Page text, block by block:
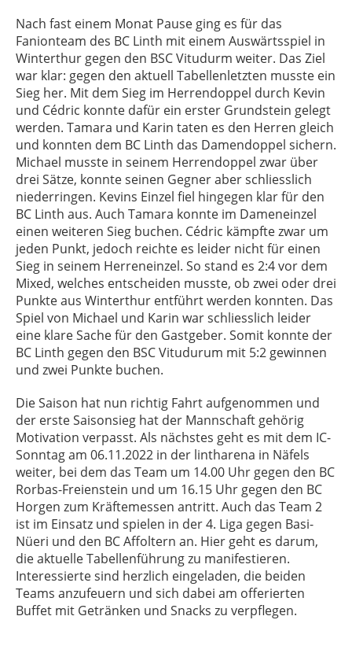
Nach fast einem Monat Pause ging es für das
Fanionteam des BC Linth mit einem Auswärtsspiel in
Winterthur gegen den BSC Vitudurm weiter. Das Ziel
war klar: gegen den aktuell Tabellenletzten musste ein
Sieg her. Mit dem Sieg im Herrendoppel durch Kevin
und Cédric konnte dafür ein erster Grundstein gelegt
werden. Tamara und Karin taten es den Herren gleich
und konnten dem BC Linth das Damendoppel sichern.
Michael musste in seinem Herrendoppel zwar über
drei Sätze, konnte seinen Gegner aber schliesslich
niederringen. Kevins Einzel fiel hingegen klar für den
BC Linth aus. Auch Tamara konnte im Dameneinzel
einen weiteren Sieg buchen. Cédric kämpfte zwar um
jeden Punkt, jedoch reichte es leider nicht für einen
Sieg in seinem Herreneinzel. So stand es 2:4 vor dem
Mixed, welches entscheiden musste, ob zwei oder drei
Punkte aus Winterthur entführt werden konnten. Das
Spiel von Michael und Karin war schliesslich leider
eine klare Sache für den Gastgeber. Somit konnte der
BC Linth gegen den BSC Vitudurum mit 5:2 gewinnen
und zwei Punkte buchen.
Die Saison hat nun richtig Fahrt aufgenommen und
der erste Saisonsieg hat der Mannschaft gehörig
Motivation verpasst. Als nächstes geht es mit dem IC-
Sonntag am 06.11.2022 in der lintharena in Näfels
weiter, bei dem das Team um 14.00 Uhr gegen den BC
Rorbas-Freienstein und um 16.15 Uhr gegen den BC
Horgen zum Kräftemessen antritt. Auch das Team 2
ist im Einsatz und spielen in der 4. Liga gegen Basi-
Nüeri und den BC Affoltern an. Hier geht es darum,
die aktuelle Tabellenführung zu manifestieren.
Interessierte sind herzlich eingeladen, die beiden
Teams anzufeuern und sich dabei am offerierten
Buffet mit Getränken und Snacks zu verpflegen.